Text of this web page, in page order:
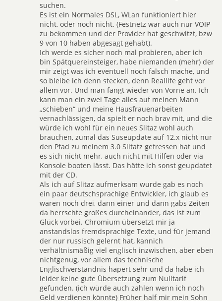
suchen.
Es ist ein Normales DSL, WLan funktioniert hier
nicht, oder noch nicht. (Festnetz war auch nur VOIP
zu bekommen und der Provider hat geschwitzt, bzw
9 von 10 haben abgesagt gehabt).
Ich werde es sicher noch mal probieren, aber ich
bin Spätquereinsteiger, habe niemanden (mehr) der
mir zeigt was ich eventuell noch falsch mache, und
so bleibe ich denn stecken, denn Reallife geht vor
allem vor. Und man fängt wieder von Vorne an. Ich
kann man ein zwei Tage alles auf meinen Mann
„schieben“ und meine Hausfrauenarbeiten
vernachlässigen, da spielt er noch brav mit, und die
würde ich wohl für ein neues Slitaz wohl auch
brauchen, zumal das Suseupdate auf 12.x nicht nur
den Pfad zu meinem 3.0 Slitatz gefressen hat und
es sich nicht mehr, auch nicht mit Hilfen oder via
Konsole booten lässt. Das hätte ich sonst geupdatet
mit der CD.
Als ich auf Slitaz aufmerksam wurde gab es noch
ein paar deutschsprachige Entwickler, ich glaub es
waren noch drei, dann einer und dann gabs Zeiten
da herrschte großes durcheinander, das ist zum
Glück vorbei. Chromium übersetzt mir ja
anstandslos fremdsprachige Texte, und für jemand
der nur russisch gelernt hat, kannich
verhältnismäßig viel englisch inzwischen, aber eben
nichtgenug, vor allem das technische
Englischverständnis hapert sehr und da habe ich
leider keine gute Übersetzung zum Nulltarif
gefunden. (ich würde auch zahlen wenn ich noch
Geld verdienen könnte) Früher half mir mein Sohn